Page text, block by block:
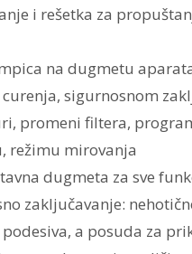
i rešetka za
na dugmetu
sigurnosnom
promeni filtera,
režimu mirovanja
dugmeta za sve
zaključavanje:
a posuda za